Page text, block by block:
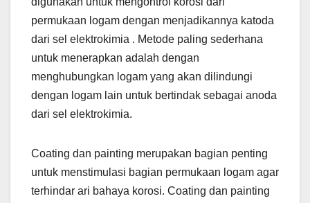
permukaan logam dengan menjadikannya katoda
dari sel elektrokimia . Metode paling sederhana
untuk menerapkan adalah dengan
menghubungkan logam yang akan dilindungi
dengan logam lain untuk bertindak sebagai anoda
dari sel elektrokimia.
Coating dan painting merupakan bagian penting
untuk menstimulasi bagian permukaan logam agar
terhindar ari bahaya korosi. Coating dan painting